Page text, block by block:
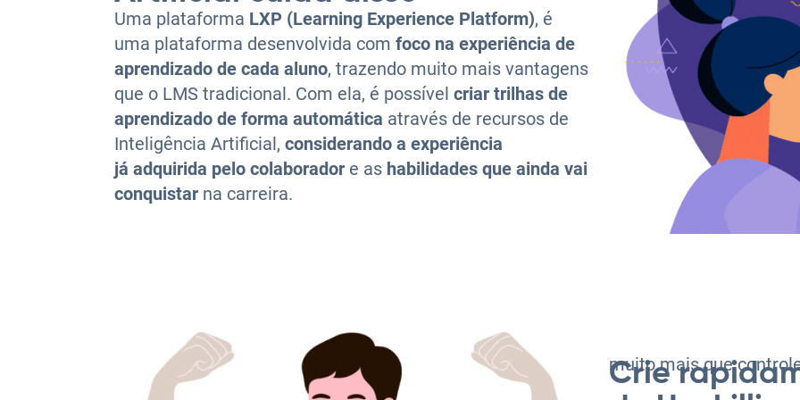
Uma plataforma LXP (Learning Experience Platform), é
uma plataforma desenvolvida com foco na experiência de
aprendizado de cada aluno, trazendo muito mais vantagens
que o LMS tradicional. Com ela, é possível criar trilhas de
aprendizado de forma automática através de recursos de
Inteligência Artificial, considerando a experiência
já adquirida pelo colaborador e as habilidades que ainda vai
conquistar na carreira.
muito mais que
Crie